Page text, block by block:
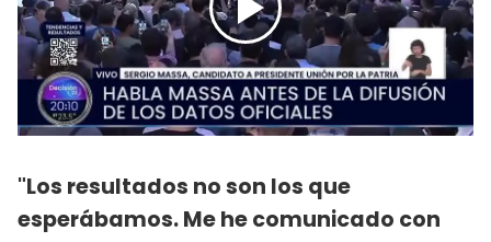
"Los resultados no son los que
esperábamos. Me he comunicado con